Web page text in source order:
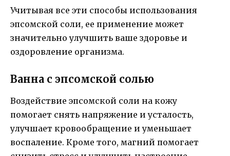
Учитывая все эти способы использования
эпсомской соли, ее применение может
значительно улучшить ваше здоровье и
оздоровление организма.
Ванна с эпсомской солью
Воздействие эпсомской соли на кожу
помогает снять напряжение и усталость,
улучшает кровообращение и уменьшает
воспаление. Кроме того, магний помогает